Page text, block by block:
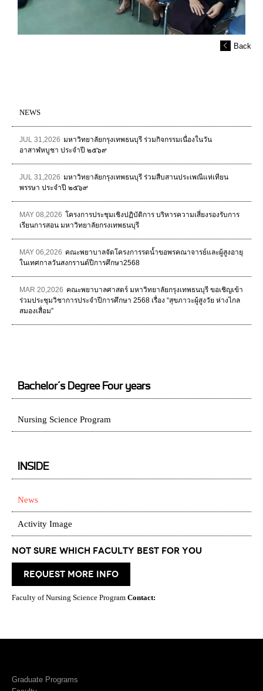
Back
NEWS
JUL 31,2026 มหาวิทยาลัยกรุงเทพธนบุรี ร่วมกิจกรรมเนื่องในวัน
อาสาฬหบูชา ประจำปี ๒๕๖๙
JUL 31,2026 มหาวิทยาลัยกรุงเทพธนบุรี ร่วมสืบสานประเพณีแห่เทียน
พรรษา ประจำปี ๒๕๖๙
MAY 08,2026 โครงการประชุมเชิงปฏิบัติการ บริหารความเสี่ยงรองรับการ
เรียนการสอน มหาวิทยาลัยกรงเทพธนบุรี
MAY 06,2026 คณะพยาบาลจัดโครงการรดน้ำขอพรคณาจารย์และผู้สูงอายุ
ในเทศกาลวันสงกรานต์ปีการศึกษา2568
MAR 20,2026 คณะพยาบาลศาสตร์ มหาวิทยาลัยกรุงเทพธนบุรี ขอเชิญเข้า
ร่วมประชุมวิชาการประจำปีการศึกษา 2568 เรื่อง “สุขภาวะผู้สูงวัย ห่างไกล
สมองเสื่อม”
Bachelor’s Degree Four years
Nursing Science Program
INSIDE
News
Activity Image
Not Sure which Faculty best for you
request more info
Faculty of Nursing Science Program Contact:
Graduate Programs